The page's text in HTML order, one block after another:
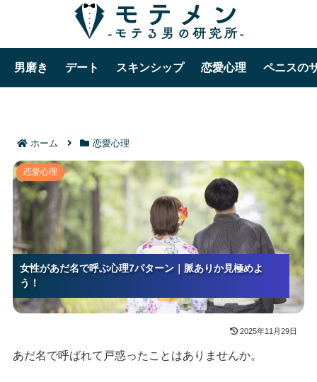
男磨き デート スキンシップ 恋愛心理 ペニスの
ホーム 恋愛心理
女性があだ名で呼ぶ心理7パターン｜脈ありか見極めよ
う！
女性があだ名で呼ぶ心理7パターン｜脈ありか見極めよ
う！
女性があだ名で呼ぶ心理7パターン｜脈ありか見極めよ
う！
女性があだ名で呼ぶ心理7パターン｜脈ありか見極めよ
う！
恋愛心理
2025年11月29日
あだ名で呼ばれて戸惑ったことはありませんか。